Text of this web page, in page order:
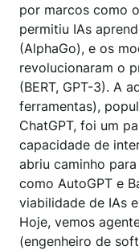
por marcos como
permitiu IAs
(AlphaGo), e os
revolucionaram o
(BERT, GPT-3). A
ferramentas),
ChatGPT, foi um
capacidade de
abriu caminho
como AutoGPT e
viabilidade de IAs
Hoje, vemos
(engenheiro de